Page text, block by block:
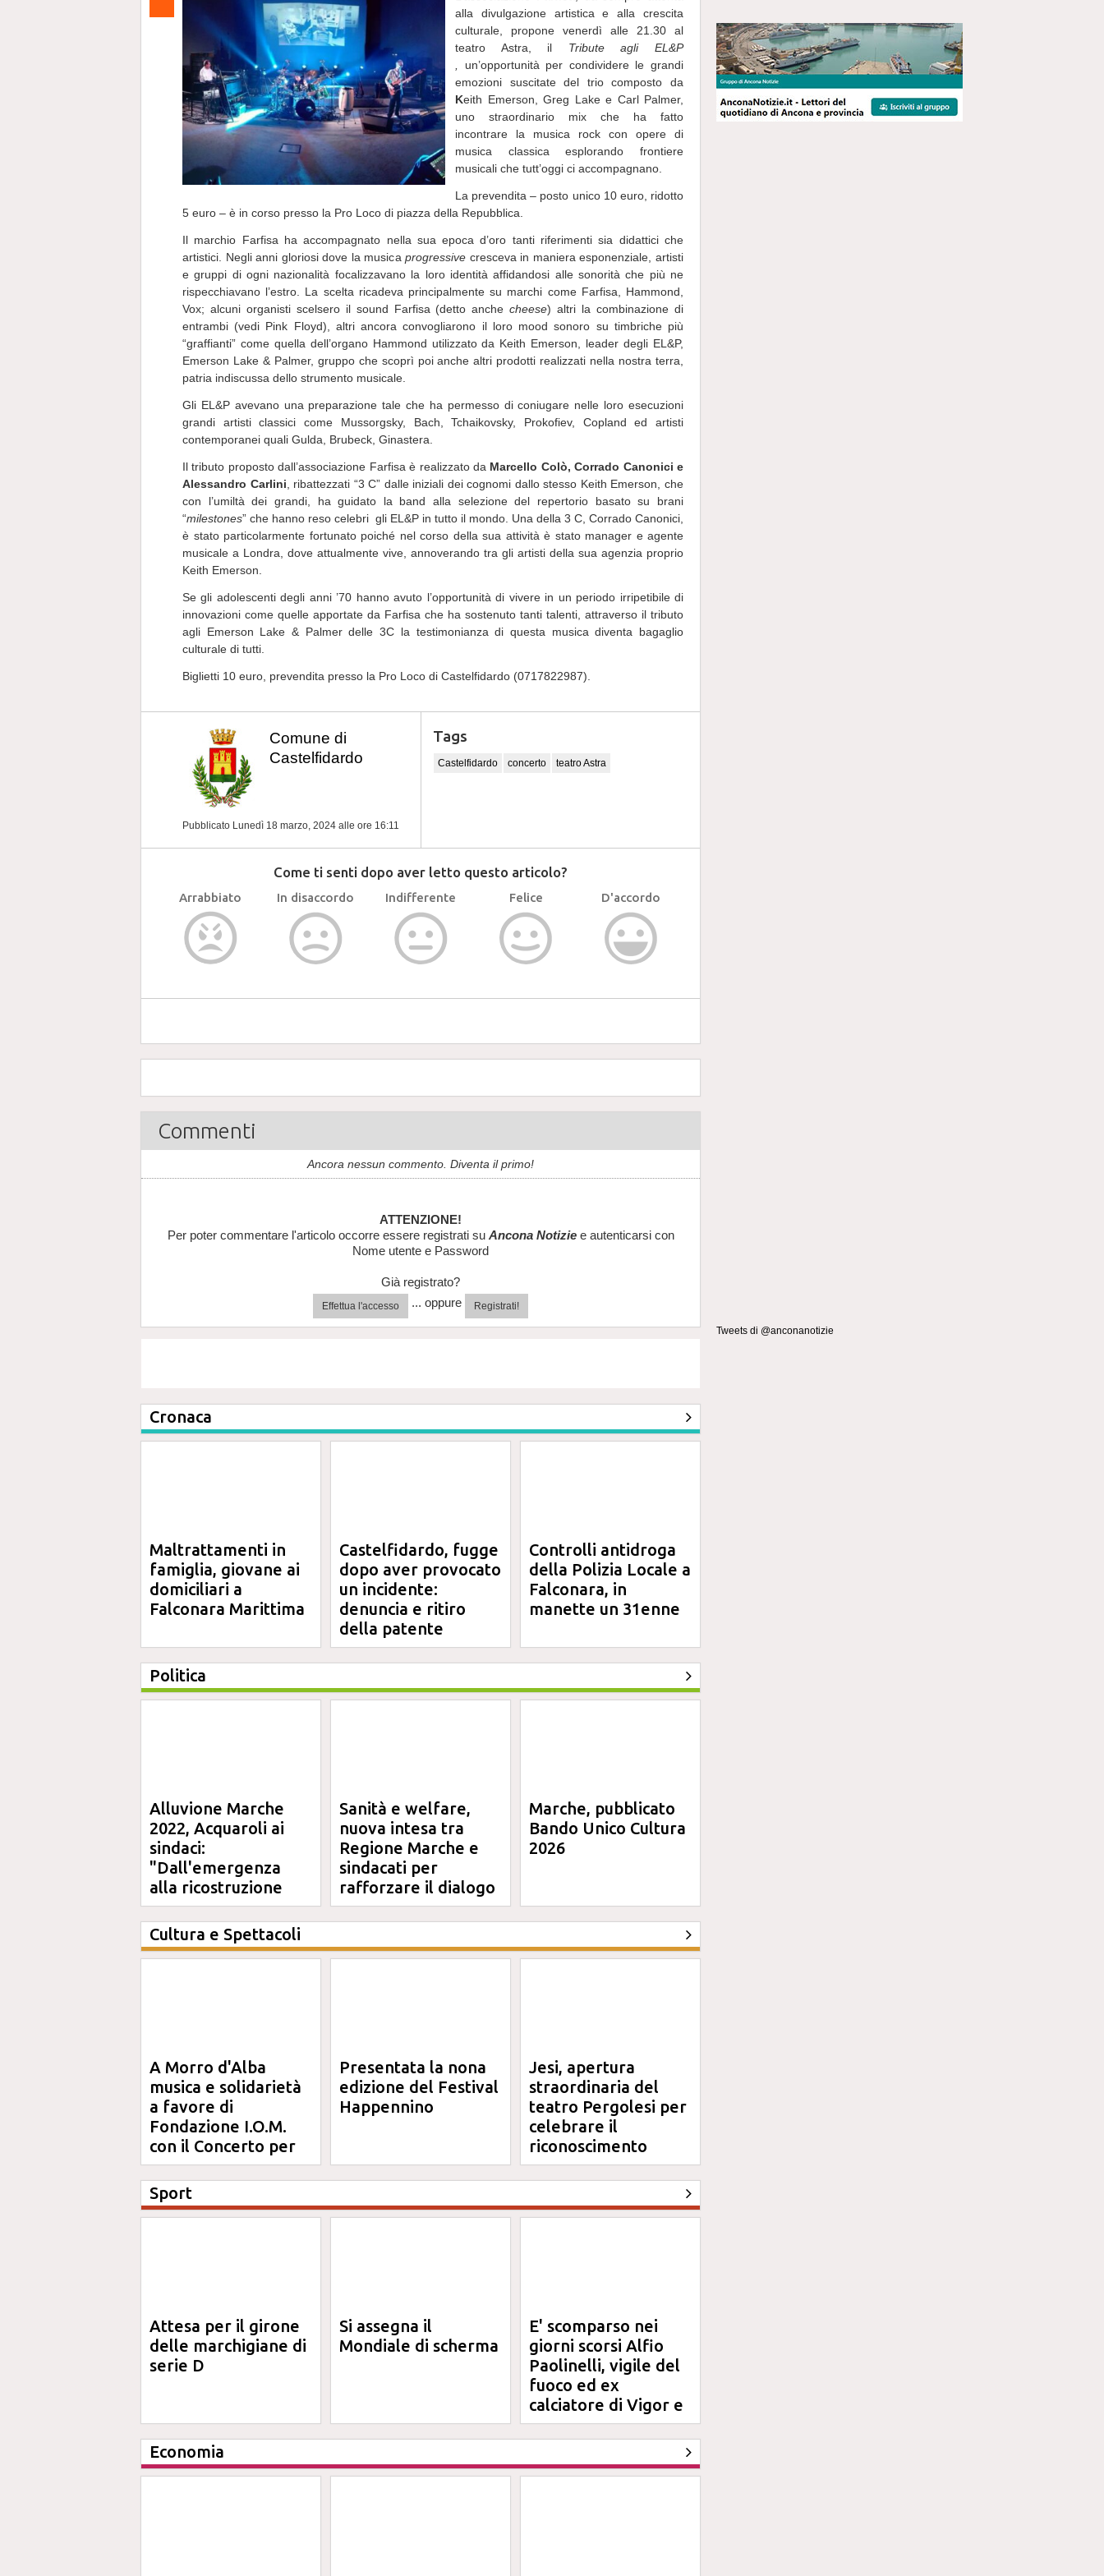
alla divulgazione artistica e alla crescita
culturale, propone venerdì alle 21.30 al
teatro Astra , il Tribute agli EL&P
un’opportunità per condividere le grandi
emozioni suscitate del trio composto da
Keith Emerson, Greg Lake e Carl Palmer,
uno straordinario mix che ha fatto
incontrare la musica rock con opere di
musica classica esplorando frontiere
musicali che tutt’oggi ci accompagnano.
La prevendita – posto unico 10 euro, ridotto
5 euro – è in corso presso la Pro Loco di piazza della Repubblica.
Il marchio Farfisa ha accompagnato nella sua epoca d’oro tanti riferimenti sia didattici che
artistici. Negli anni gloriosi dove la musicaprogressive cresceva in maniera esponenziale, artisti
e gruppi di ogni nazionalità focalizzavano la loro identità affidandosi alle sonorità che più ne
rispecchiavano l’estro. La scelta ricadeva principalmente su marchi come Farfisa, Hammond,
Vox; alcuni organisti scelsero il sound Farfisa (detto anchecheese) altri la combinazione di
entrambi (vedi Pink Floyd), altri ancora convogliarono il loro mood sonoro su timbriche più
“graffianti” come quella dell’organo Hammond utilizzato da Keith Emerson, leader degli EL&P,
Emerson Lake & Palmer, gruppo che scoprì poi anche altri prodotti realizzati nella nostra terra,
patria indiscussa dello strumento musicale.
Gli EL&P avevano una preparazione tale che ha permesso di coniugare nelle loro esecuzioni
grandi artisti classici come Mussorgsky, Bach, Tchaikovsky, Prokofiev, Copland ed artisti
contemporanei quali Gulda, Brubeck, Ginastera.
Il tributo proposto dall’associazione Farfisa è realizzato da Marcello Colò, Corrado Canonici e
Alessandro Carlini , ribattezzati “3 C” dalle iniziali dei cognomi dallo stesso Keith Emerson, che
con l’umiltà dei grandi, ha guidato la band alla selezione del repertorio basato su brani
“milestones” che hanno reso celebri gli EL&P in tutto il mondo. Una della 3 C, Corrado Canonici,
è stato particolarmente fortunato poiché nel corso della sua attività è stato manager e agente
musicale a Londra, dove attualmente vive, annoverando tra gli artisti della sua agenzia proprio
Keith Emerson.
Se gli adolescenti degli anni ’70 hanno avuto l’opportunità di vivere in un periodo irripetibile di
innovazioni come quelle apportate da Farfisa che ha sostenuto tanti talenti, attraverso il tributo
agli Emerson Lake & Palmer delle 3C la testimonianza di questa musica diventa bagaglio
culturale di tutti.
Biglietti 10 euro, prevendita presso la Pro Loco di Castelfidardo (0717822987).
Comune di
Castelfidardo
Pubblicato Lunedì 18 marzo, 2024 alle ore 16:11
Tags
Castelfidardo concerto teatro Astra
Come ti senti dopo aver letto questo articolo?
Arrabbiato In disaccordo Indifferente Felice D'accordo
Commenti
Ancora nessun commento. Diventa il primo!
ATTENZIONE!
Per poter commentare l'articolo occorre essere registrati su Ancona Notiziee autenticarsi con
Nome utente e Password
Già registrato?
Effettua l'accesso ... oppure Registrati!
Cronaca
Maltrattamenti in
famiglia, giovane ai
domiciliari a
Falconara Marittima
Castelfidardo, fugge
dopo aver provocato
un incidente:
denuncia e ritiro
della patente
Controlli antidroga
della Polizia Locale a
Falconara, in
manette un 31enne
Politica
Alluvione Marche
2022, Acquaroli ai
sindaci:
"Dall'emergenza
alla ricostruzione
definitiva"
Sanità e welfare,
nuova intesa tra
Regione Marche e
sindacati per
rafforzare il dialogo
Marche, pubblicato
Bando Unico Cultura
2026
Cultura e Spettacoli
A Morro d'Alba
musica e solidarietà
a favore di
Fondazione I.O.M.
con il Concerto per
Anna
Presentata la nona
edizione del Festival
Happennino
Jesi, apertura
straordinaria del
teatro Pergolesi per
celebrare il
riconoscimento
Unesco
Sport
Attesa per il girone
delle marchigiane di
serie D
Si assegna il
Mondiale di scherma
E' scomparso nei
giorni scorsi Alfio
Paolinelli, vigile del
fuoco ed ex
calciatore di Vigor e
Jesina
Economia
Tweets di @anconanotizie